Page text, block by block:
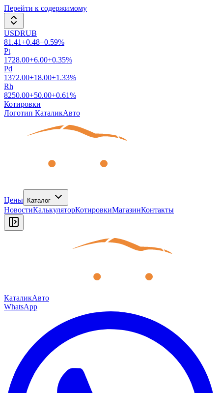
Перейти к содержимому
USDRUB
81.41+0.48+0.59%
Pt
1728.00+6.00+0.35%
Pd
1372.00+18.00+1.33%
Rh
8250.00+50.00+0.61%
Котировки
Логотип КаталикАвто
Цены Каталог
НовостиКалькуляторКотировкиМагазинКонтакты
КаталикАвто
WhatsApp